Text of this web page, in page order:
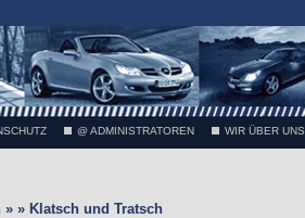
@ ADMINISTRATOREN WIR ÜBER UNS
» » Klatsch und Tratsch